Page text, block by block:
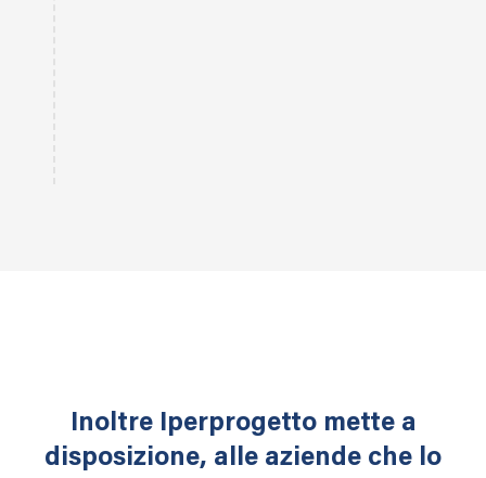
Inoltre Iperprogetto mette a
disposizione, alle aziende che lo